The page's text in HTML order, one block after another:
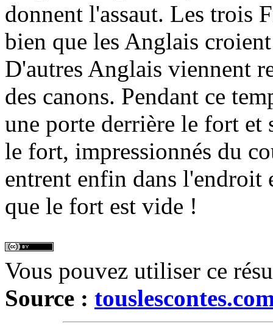
donnent l'assaut. Les trois
bien que les Anglais
D'autres Anglais viennent
des canons. Pendant ce
une porte derrière le fort et
le fort, impressionnés du
entrent enfin dans
que le fort est vide !
Vous pouvez utiliser ce
Source :